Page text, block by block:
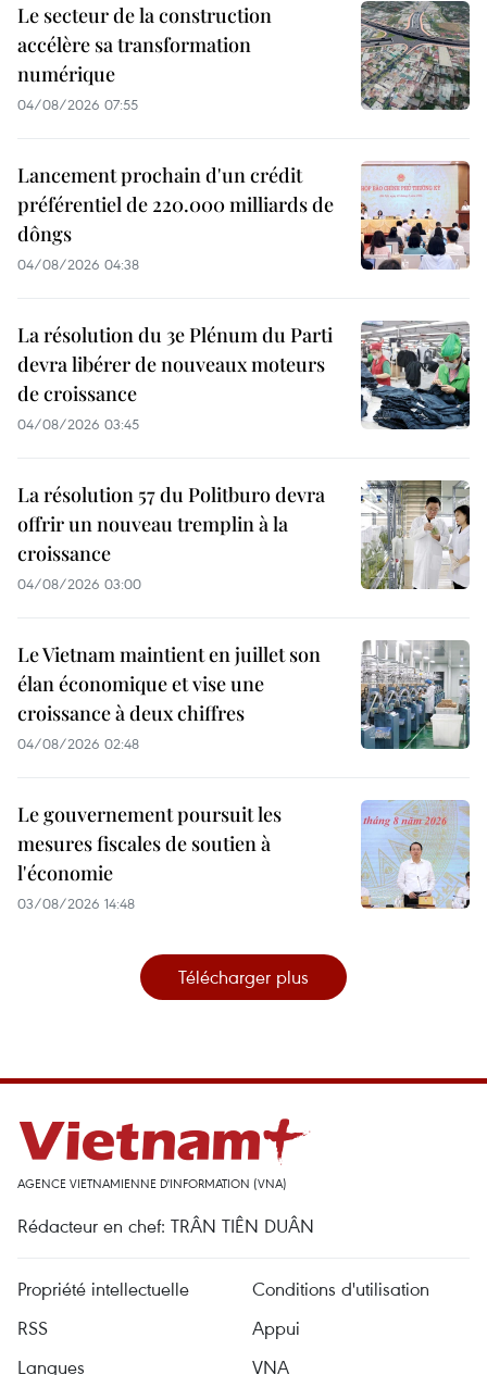
Le secteur de la construction
accélère sa transformation
numérique
04/08/2026 07:55
Lancement prochain d'un crédit
préférentiel de 220.000 milliards de
dôngs
04/08/2026 04:38
La résolution du 3e Plénum du Parti
devra libérer de nouveaux moteurs
de croissance
04/08/2026 03:45
La résolution 57 du Politburo devra
offrir un nouveau tremplin à la
croissance
04/08/2026 03:00
Le Vietnam maintient en juillet son
élan économique et vise une
croissance à deux chiffres
04/08/2026 02:48
Le gouvernement poursuit les
mesures fiscales de soutien à
l'économie
03/08/2026 14:48
Télécharger plus
AGENCE VIETNAMIENNE D'INFORMATION (VNA)
Rédacteur en chef: TRÂN TIÊN DUÂN
Propriété intellectuelle
Conditions d'utilisation
RSS
Appui
Langues
VNA